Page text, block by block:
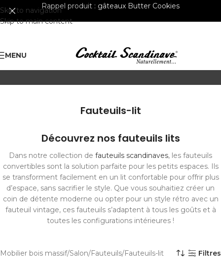
Skip to navigation
Skip to main content
Rappel produit : gâteaux Butter Cookies
MENU
Fauteuils-lit
Découvrez nos fauteuils lits
Dans notre collection de fauteuils scandinaves, les fauteuils
convertibles sont la solution parfaite pour les petits espaces. Ils
se transforment facilement en un lit confortable pour offrir plus
d’espace, sans sacrifier le style. Que vous souhaitiez créer un
coin de détente moderne ou opter pour un style rétro avec un
fauteuil vintage, ces fauteuils s’adaptent à tous les goûts et à
toutes les configurations intérieures !
Mobilier bois massif Salon Fauteuils Fauteuils-lit Filtres